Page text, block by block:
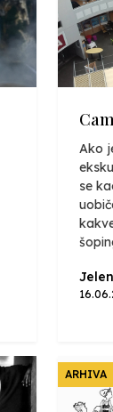
Ako
se
ARHIVA